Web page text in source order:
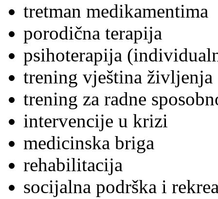
tretman medikamentima
porodična terapija
psihoterapija
trening vještina življenja
trening za radne
intervencije u krizi
medicinska briga
rehabilitacija
socijalna podrška i